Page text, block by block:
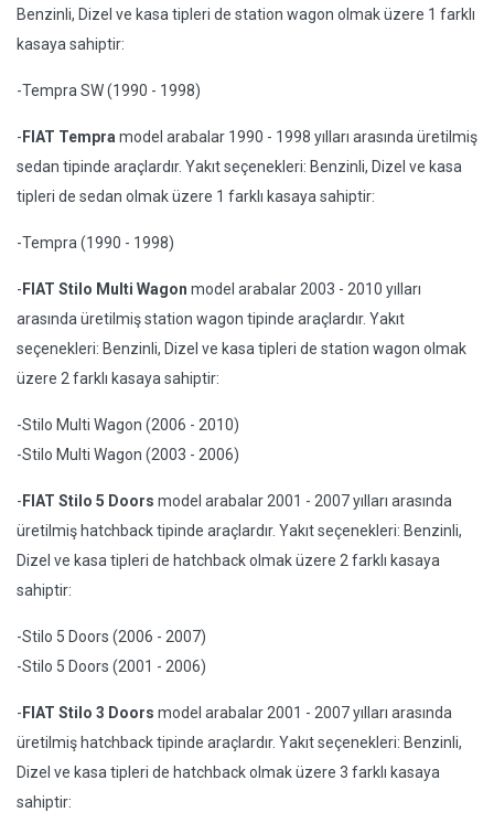
Benzinli, Dizel ve kasa tipleri de station wagon olmak üzere 1 farklı
kasaya sahiptir:
-Tempra SW (1990 - 1998)
- FIAT Tempra model arabalar 1990 - 1998 yılları arasında üretilmiş
sedan tipinde araçlardır. Yakıt seçenekleri: Benzinli, Dizel ve kasa
tipleri de sedan olmak üzere 1 farklı kasaya sahiptir:
-Tempra (1990 - 1998)
- FIAT Stilo Multi Wagon model arabalar 2003 - 2010 yılları
arasında üretilmiş station wagon tipinde araçlardır. Yakıt
seçenekleri: Benzinli, Dizel ve kasa tipleri de station wagon olmak
üzere 2 farklı kasaya sahiptir:
-Stilo Multi Wagon (2006 - 2010)
-Stilo Multi Wagon (2003 - 2006)
- FIAT Stilo 5 Doors model arabalar 2001 - 2007 yılları arasında
üretilmiş hatchback tipinde araçlardır. Yakıt seçenekleri: Benzinli,
Dizel ve kasa tipleri de hatchback olmak üzere 2 farklı kasaya
sahiptir:
-Stilo 5 Doors (2006 - 2007)
-Stilo 5 Doors (2001 - 2006)
- FIAT Stilo 3 Doors model arabalar 2001 - 2007 yılları arasında
üretilmiş hatchback tipinde araçlardır. Yakıt seçenekleri: Benzinli,
Dizel ve kasa tipleri de hatchback olmak üzere 3 farklı kasaya
sahiptir: